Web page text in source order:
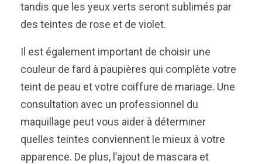
tandis que les yeux verts seront sublimés par
des teintes de rose et de violet.
Il est également important de choisir une
couleur de fard à paupières qui complète votre
teint de peau et votre coiffure de mariage. Une
consultation avec un professionnel du
maquillage peut vous aider à déterminer
quelles teintes conviennent le mieux à votre
apparence. De plus, l’ajout de mascara et